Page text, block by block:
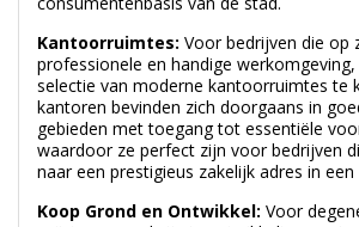
Kantoorruimtes: Voor bedrijven die op
professionele en handige
selectie van moderne kantoorruimtes te
kantoren bevinden zich doorgaans in
gebieden met toegang tot essentiële
waardoor ze perfect zijn voor bedrijven
naar een prestigieus zakelijk adres in een
Koop Grond en Ontwikkel:Voor
geïnteresseerd zijn in